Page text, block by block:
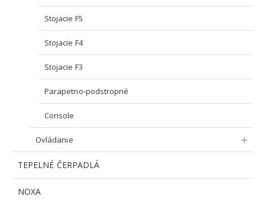
Stojacie F5
Stojacie F4
Stojacie F3
Parapetno-podstropné
Console
Ovládanie
TEPELNÉ ČERPADLÁ
NOXA